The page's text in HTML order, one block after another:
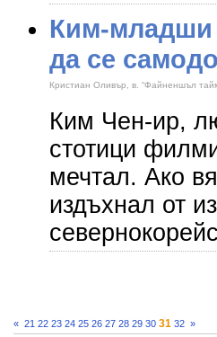
Ким-младши
да се
Кристиан Оливър, в. “Файненшъл
Ким Чен-ир,
стотици
мечтал. Ако
издъхнал от
« 21 22 23 24 25 26 27 28 29 30 31 32 »